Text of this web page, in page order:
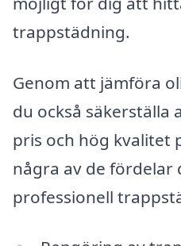
trappstädning.
Genom att jämföra
du också
pris och hög kvalitet
några av de fördelar
professionell